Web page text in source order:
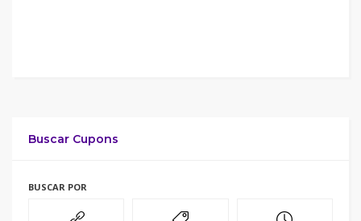
Buscar Cupons
BUSCAR POR